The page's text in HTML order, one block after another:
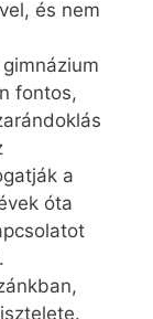
és nem
fontos,
a
óta